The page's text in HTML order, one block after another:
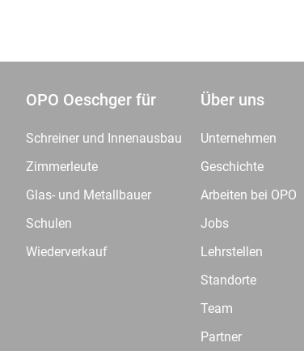
OPO Oeschger für
Schreiner und Innenausbau
Zimmerleute
Glas- und Metallbauer
Schulen
Wiederverkauf
Über uns
Unternehmen
Geschichte
Arbeiten bei OPO
Jobs
Lehrstellen
Standorte
Team
Partner